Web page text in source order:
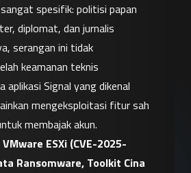
spesifik: politisi papan
diplomat, dan jurnalis
serangan ini tidak
keamanan teknis
aplikasi Signal yang dikenal
mengeksploitasi fitur sah
membajak akun.
VMware ESXi (CVE-2025-
Ransomware, Toolkit Cina